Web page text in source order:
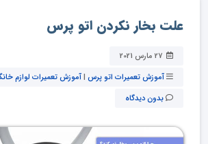
علت بخار نکردن اتو پرس
آموزش تعمیرات اتو پرس |آموزش تعمیرات لوازم
بدون دیدگاه